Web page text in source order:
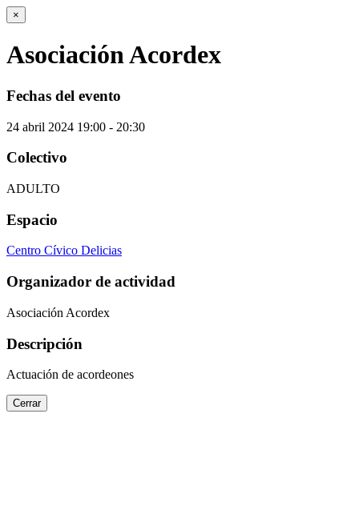
×
Asociación Acordex
Fechas del evento
24 abril 2024 19:00 - 20:30
Colectivo
ADULTO
Espacio
Centro Cívico Delicias
Organizador de actividad
Asociación Acordex
Descripción
Actuación de acordeones
Cerrar